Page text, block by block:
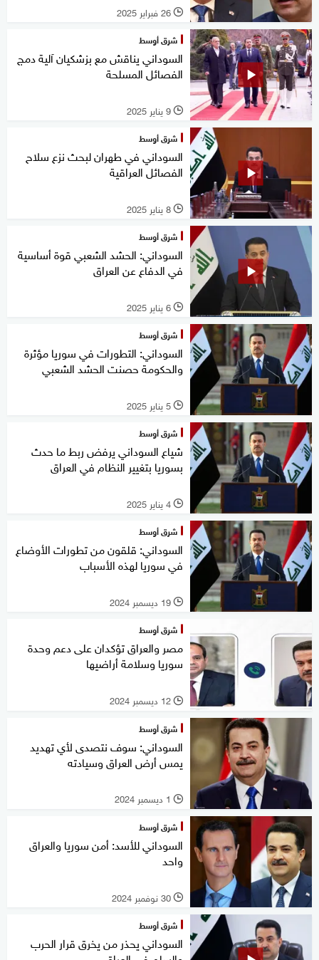
l 26 فبراير 2025
شرق أوسط
السوداني يناقش مع بزشكيان آلية دمج
الفصائل المسلحة
l 9 يناير 2025
شرق أوسط
السوداني في طهران لبحث نزع سلاح
الفصائل العراقية
l 8 يناير 2025
شرق أوسط
السوداني: الحشد الشعبي قوة أساسية
في الدفاع عن العراق
l 6 يناير 2025
شرق أوسط
السوداني: التطورات في سوريا مؤثرة
والحكومة حصنت الحشد الشعبي
l 5 يناير 2025
شرق أوسط
شياع السوداني يرفض ربط ما حدث
بسوريا بتغيير النظام في العراق
l 4 يناير 2025
شرق أوسط
السوداني: قلقون من تطورات الأوضاع
في سوريا لهذه الأسباب
l 19 ديسمبر 2024
شرق أوسط
مصر والعراق تؤكدان على دعم وحدة
سوريا وسلامة أراضيها
l 12 ديسمبر 2024
شرق أوسط
السوداني: سوف نتصدى لأي تهديد
يمس أرض العراق وسيادته
l 1 ديسمبر 2024
شرق أوسط
السوداني للأسد: أمن سوريا والعراق
واحد
l 30 نوفمبر 2024
شرق أوسط
السوداني يحذر من يخرق قرار الحرب